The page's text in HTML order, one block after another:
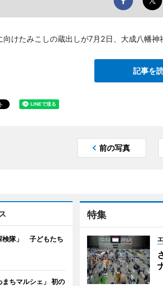
向けたみこしの蔵出しが7月2日、大成八幡神
記事を
前の写真
特集
検隊」 子どもたち
ちマルシェ」 初の